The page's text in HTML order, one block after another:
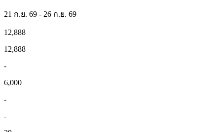
21 ก.ย. 69 - 26 ก.ย. 69
12,888
12,888
-
6,000
-
-